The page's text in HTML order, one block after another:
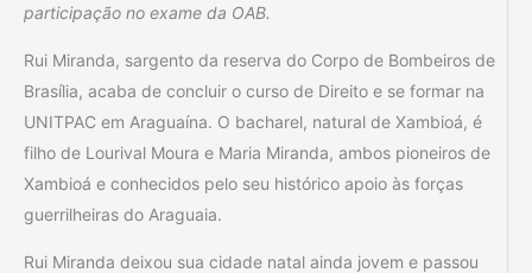
participação no exame da OAB.
Rui Miranda, sargento da reserva do Corpo de Bombeiros de
Brasília, acaba de concluir o curso de Direito e se formar na
UNITPAC em Araguaína. O bacharel, natural de Xambioá, é
filho de Lourival Moura e Maria Miranda, ambos pioneiros de
Xambioá e conhecidos pelo seu histórico apoio às forças
guerrilheiras do Araguaia.
Rui Miranda deixou sua cidade natal ainda jovem e passou